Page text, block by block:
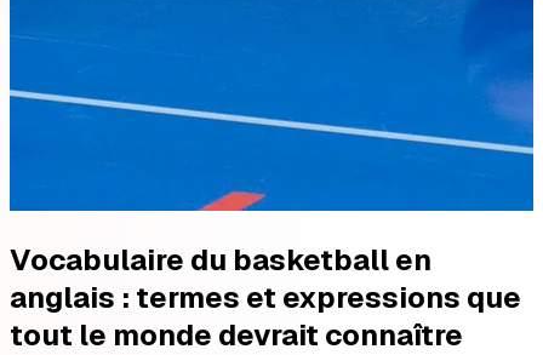
Vocabulaire du basketball en
anglais : termes et expressions que
tout le monde devrait connaître